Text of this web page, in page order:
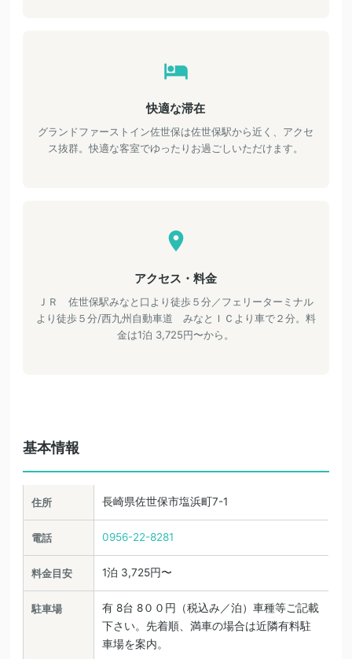
快適な滞在
グランドファーストイン佐世保は佐世保駅から近く、アクセ
ス抜群。快適な客室でゆったりお過ごしいただけます。
アクセス・料金
ＪＲ 佐世保駅みなと口より徒歩５分／フェリーターミナル
より徒歩５分/西九州自動車道 みなとＩＣより車で２分。料
金は1泊 3,725円〜から。
基本情報
住所 長崎県佐世保市塩浜町7-1
電話 0956-22-8281
料金目安 1泊 3,725円〜
駐車場
有 8台 8００円（税込み／泊）車種等ご記載
下さい。先着順、満車の場合は近隣有料駐
車場を案内。